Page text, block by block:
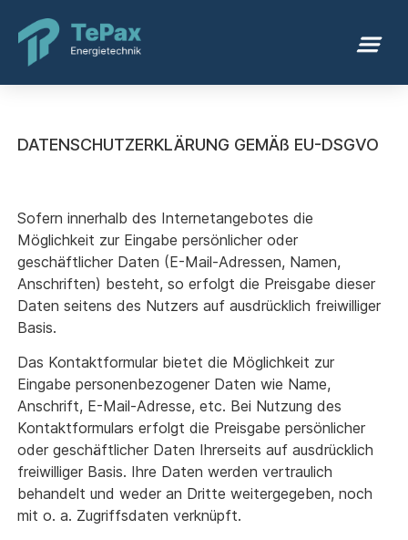
DATENSCHUTZERKLÄRUNG GEMÄß EU-DSGVO
Sofern innerhalb des Internetangebotes die
Möglichkeit zur Eingabe persönlicher oder
geschäftlicher Daten (E-Mail-Adressen, Namen,
Anschriften) besteht, so erfolgt die Preisgabe dieser
Daten seitens des Nutzers auf ausdrücklich freiwilliger
Basis.
Das Kontaktformular bietet die Möglichkeit zur
Eingabe personenbezogener Daten wie Name,
Anschrift, E-Mail-Adresse, etc. Bei Nutzung des
Kontaktformulars erfolgt die Preisgabe persönlicher
oder geschäftlicher Daten Ihrerseits auf ausdrücklich
freiwilliger Basis. Ihre Daten werden vertraulich
behandelt und weder an Dritte weitergegeben, noch
mit o. a. Zugriffsdaten verknüpft.